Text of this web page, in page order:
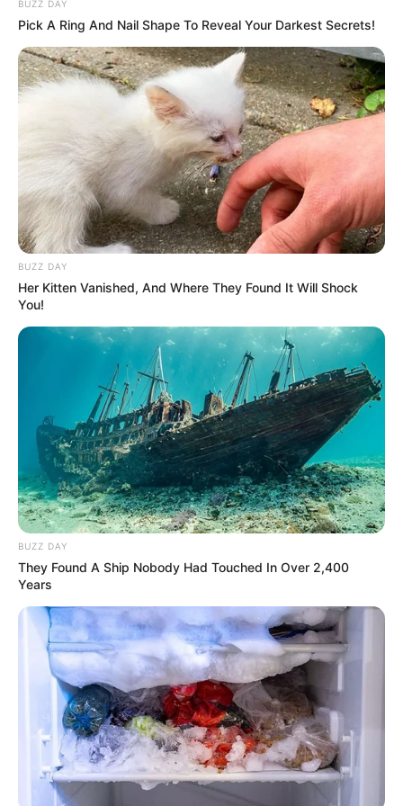
Channel TV: Netflix
Jumlah Episode: –
Masa Tayang: Mulai 8 April 2022
(foto: netflix)
BUZZ DAY
Pick A Ring And Nail Shape To Reveal Your Darkest Secrets!
BUZZ DAY
Her Kitten Vanished, And Where They Found It Will Shock
You!
BUZZ DAY
They Found A Ship Nobody Had Touched In Over 2,400
Years